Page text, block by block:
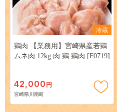
冷蔵
鶏肉 【業務用】宮崎県産若鶏
ムネ肉 12kg 肉 鶏 鶏肉 [F0719]
42,000 円
宮崎県川南町